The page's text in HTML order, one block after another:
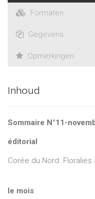
Formaten
Gegevens
Opmerkingen
Inhoud
Sommaire N°11-
éditorial
Corée du Nord.
le mois